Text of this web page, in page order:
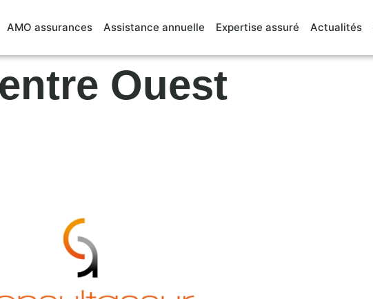
AMO assurances Assistance annuelle Expertise assuré Actualités
Ouest